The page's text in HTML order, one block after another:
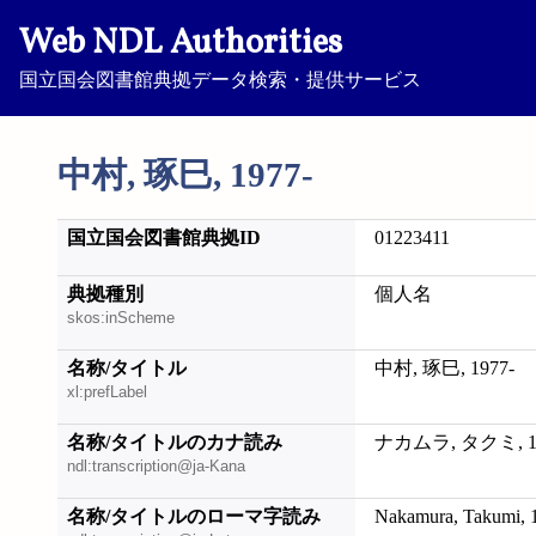
Web NDL Authorities
国立国会図書館典拠データ検索・提供サービス
中村, 琢巳, 1977-
国立国会図書館典拠ID 01223411
典拠種別
skos:inScheme
個人名
名称/タイトル
xl:prefLabel
中村, 琢巳, 1977-
名称/タイトルのカナ読み
ndl:transcription@ja-Kana
ナカムラ, タクミ,
名称/タイトルのローマ字読み Nakamura, Takumi,